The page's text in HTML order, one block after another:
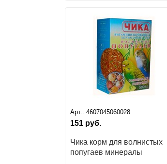
Арт.: 4607045060028
151 руб.
Чика корм для волнистых
попугаев минералы